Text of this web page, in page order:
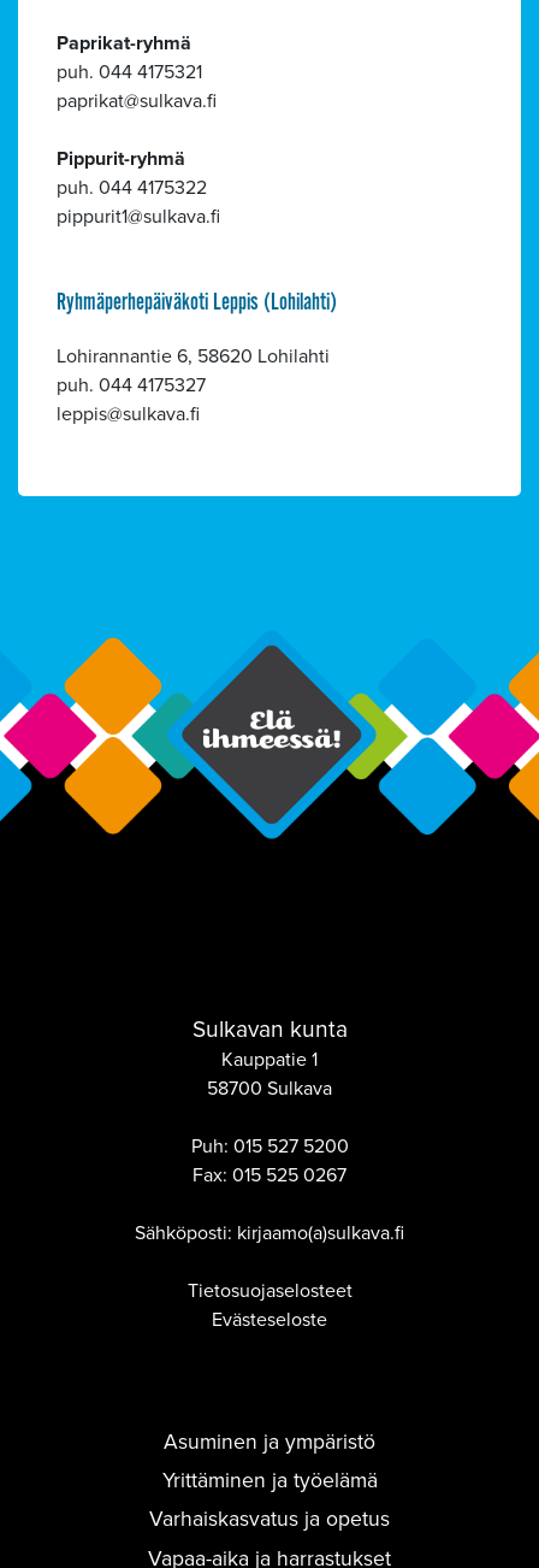
Paprikat-ryhmä
puh. 044 4175321
paprikat sulkava.fi
Pippurit-ryhmä
puh. 044 4175322
pippurit1 sulkava.fi
Ryhmäperhepäiväkoti Leppis (Lohilahti)
Lohirannantie 6, 58620 Lohilahti
puh. 044 4175327
leppis sulkava.fi
Sulkavan kunta
Kauppatie 1
58700 Sulkava
Puh: 015 527 5200
Fax: 015 525 0267
Sähköposti: kirjaamo(a)sulkava.fi
Tietosuojaselosteet
Evästeseloste
Alavalikko
Asuminen ja ympäristö
Yrittäminen ja työelämä
Varhaiskasvatus ja opetus
Vapaa-aika ja harrastukset